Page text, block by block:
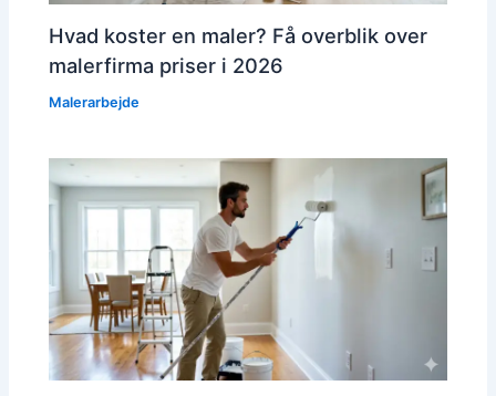
Hvad koster en maler? Få overblik over
malerfirma priser i 2026
Malerarbejde